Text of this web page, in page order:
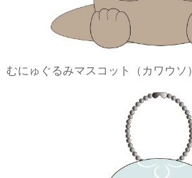
むにゅぐるみマスコット（カワウソ）